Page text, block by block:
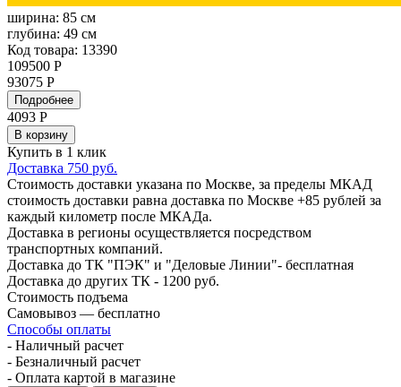
ширина: 85 см
глубина: 49 см
Код товара: 13390
109500 Р
93075 Р
Подробнее
4093 Р
В корзину
Купить в 1 клик
Доставка 750 руб.
Стоимость доставки указана по Москве, за пределы МКАД
стоимость доставки равна доставка по Москве +85 рублей за
каждый километр после МКАДа.
Доставка в регионы осуществляется посредством
транспортных компаний.
Доставка до ТК "ПЭК" и "Деловые Линии"- бесплатная
Доставка до других ТК - 1200 руб.
Стоимость подъема
Самовывоз — бесплатно
Способы оплаты
- Наличный расчет
- Безналичный расчет
- Оплата картой в магазине